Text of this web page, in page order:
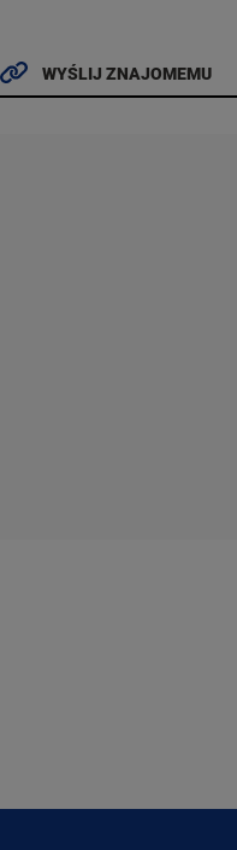
WYŚLIJ ZNAJOMEMU